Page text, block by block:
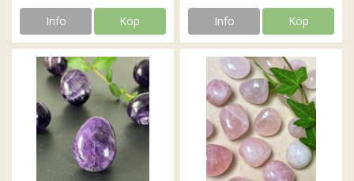
Info Köp Info Köp